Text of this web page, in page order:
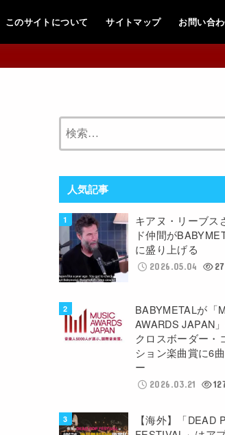
このサイトについて サイトマップ お問い合
人気記事
キアヌ・リーブス
ド仲間が
に盛り上げる
2026.05.04
BABYMETALが「
AWARDS JAPAN
クロスボーダー・
ション楽曲賞に6
ー
2026.03.21
【海外】「DEAD